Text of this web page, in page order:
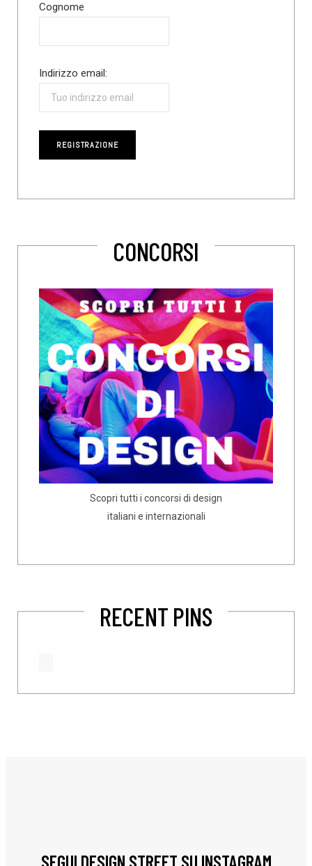
Cognome
Indirizzo email:
CONCORSI
Scopri tutti i concorsi di design
italiani e internazionali
RECENT PINS